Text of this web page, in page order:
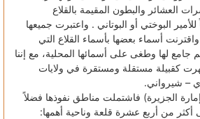
العشائر والبطون المقيمة بالقلاع
البوختي أو البوتاني . واعتبرت جميعها
واقترنت أسماء بعضها بأسماء القلاع التي
جامع لها وطغى على أسمائها المحلية، مع إننا
كقبيلة مستقلة ومستقرة في ولايات
– شيرواني.
الجزيرة) فاشتملت مناطق نفوذها فضلاً
من أربع عشرة قلعة وناحية أهمها: